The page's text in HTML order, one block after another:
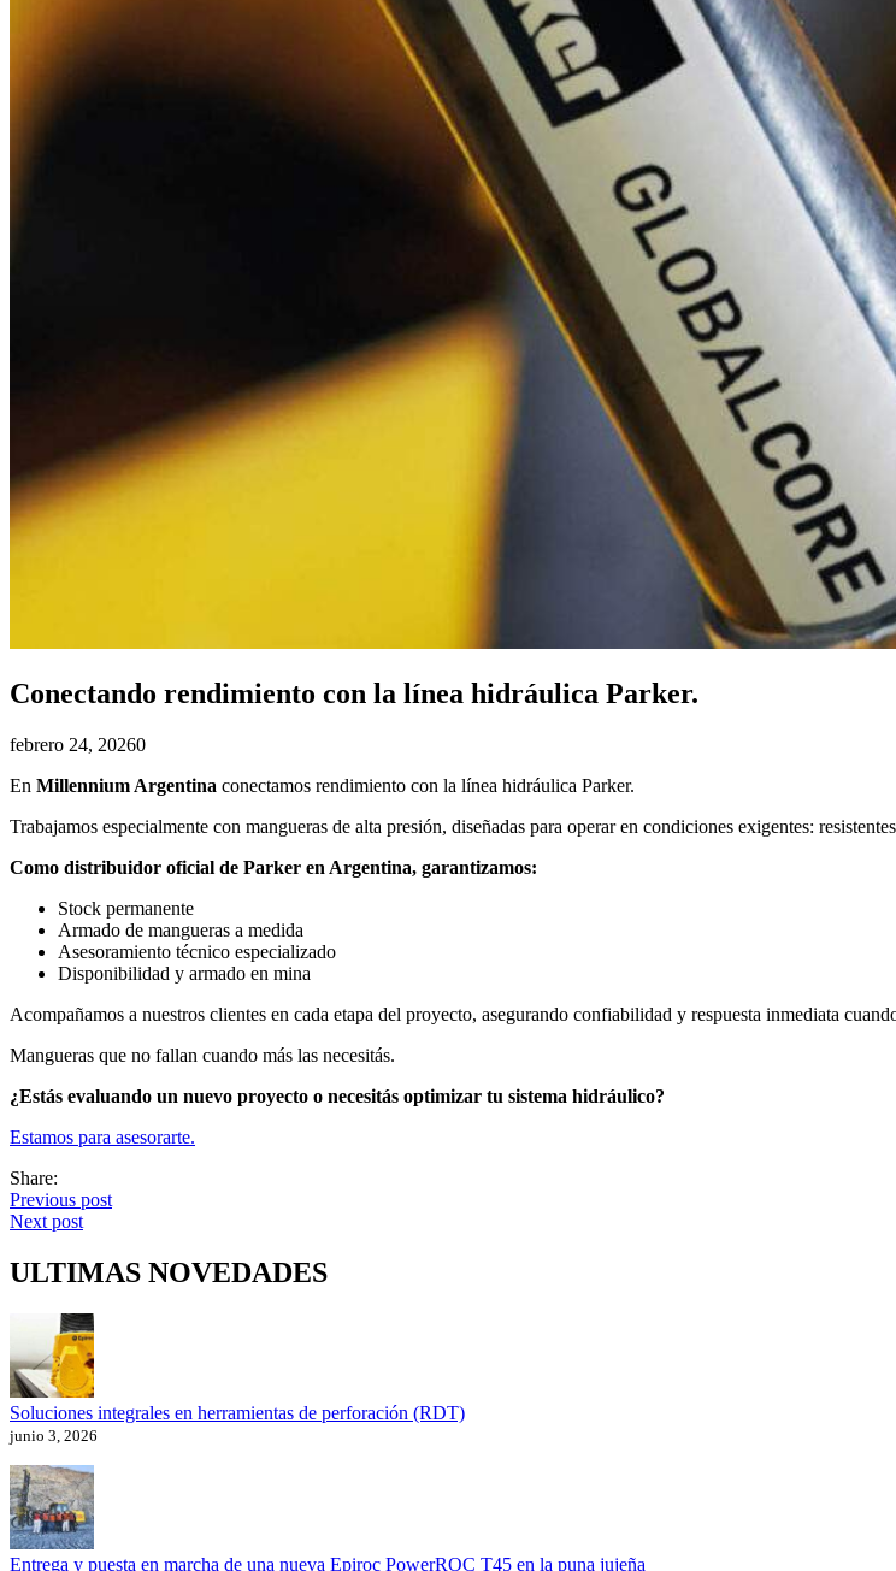
Conectando rendimiento con la línea hidráulica Parker.
febrero 24, 20260
En Millennium Argentina conectamos rendimiento con la línea hidráulica Parker.
Trabajamos especialmente con mangueras de alta presión, diseñadas para operar en condiciones exigentes:
Como distribuidor oficial de Parker en Argentina, garantizamos:
Stock permanente
Armado de mangueras a medida
Asesoramiento técnico especializado
Disponibilidad y armado en mina
Acompañamos a nuestros clientes en cada etapa del proyecto, asegurando confiabilidad y respuesta inmediata
Mangueras que no fallan cuando más las necesitás.
¿Estás evaluando un nuevo proyecto o necesitás optimizar tu sistema hidráulico?
Estamos para asesorarte.
Share:
Previous post
Next post
ULTIMAS NOVEDADES
Soluciones integrales en herramientas de perforación (RDT)
junio 3, 2026
Entrega y puesta en marcha de una nueva Epiroc PowerROC T45 en la puna jujeña